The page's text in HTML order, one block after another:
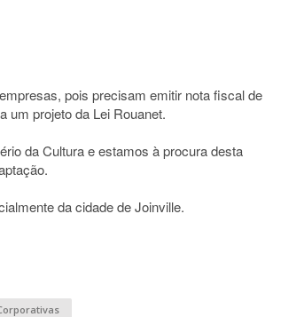
pois precisam emitir nota fiscal de
um projeto da Lei Rouanet.
da Cultura e estamos à procura desta
da cidade de Joinville.